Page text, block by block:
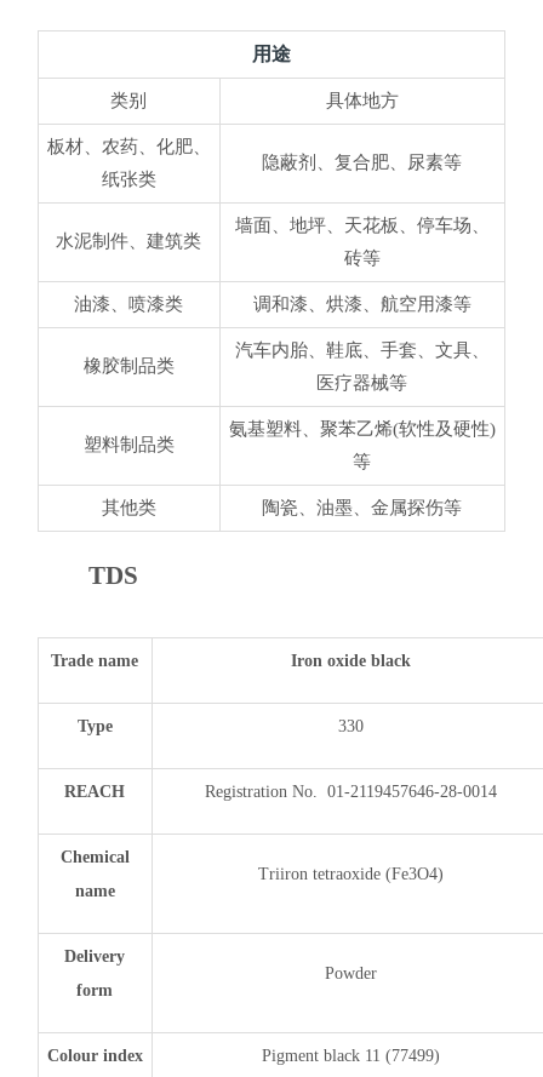
用途
类别 具体地方
板材、农药、化肥、
纸张类
隐蔽剂、复合肥、尿素等
水泥制件、建筑类
墙面、地坪、天花板、停车场、
砖等
油漆、喷漆类 调和漆、烘漆、航空用漆等
橡胶制品类
汽车内胎、鞋底、手套、文具、
医疗器械等
塑料制品类
氨基塑料、聚苯乙烯(软性及硬性)
等
其他类 陶瓷、油墨、金属探伤等
TDS
Trade name Iron oxide black
Type 330
REACH Registration No. 01-2119457646-28-0014
Chemical
name
Triiron tetraoxide (Fe3O4)
Delivery
form
Powder
Colour index Pigment black 11 (77499)